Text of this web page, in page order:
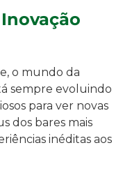
o mundo da
sempre evoluindo
para ver novas
dos bares mais
inéditas aos